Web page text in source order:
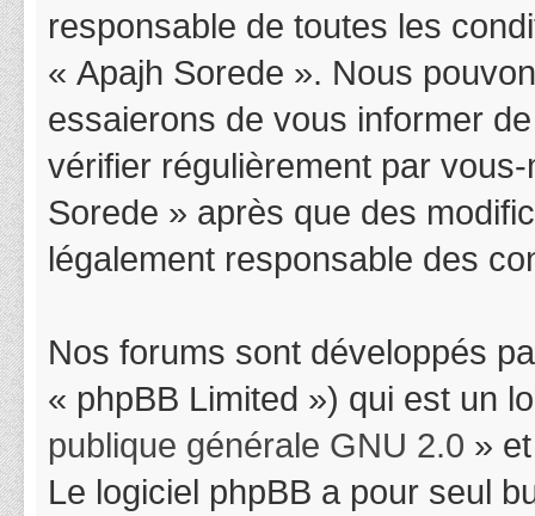
responsable de toutes les
« Apajh Sorede ». Nous
essaierons de vous informer
vérifier régulièrement par
Sorede » après que des
légalement responsable des
Nos forums sont développés
« phpBB Limited ») qui est un
publique générale GNU 2.0 »
Le logiciel phpBB a pour seul